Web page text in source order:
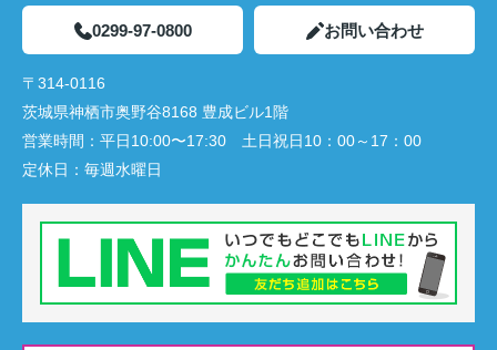
0299-97-0800 お問い合わせ
〒314-0116
茨城県神栖市奥野谷8168 豊成ビル1階
営業時間： 平日10:00〜17:30 土日祝日10：00～17：00
定休日： 毎週水曜日